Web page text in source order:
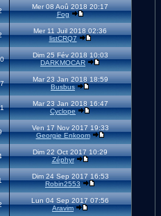
Mer 08 Aoû 2018 20:17
Fog
Mer 11 Juil 2018 02:36
listCRQ7
Dim 25 Fév 2018 10:03
DARKMOCAR
Mar 23 Jan 2018 18:59
Busbus
Mar 23 Jan 2018 16:47
Cyclope
Ven 17 Nov 2017 19:33
Georgie Enkoom
Dim 22 Oct 2017 10:29
Zéphyr
Dim 24 Sep 2017 16:53
Robin2553
Lun 04 Sep 2017 07:56
Aravim